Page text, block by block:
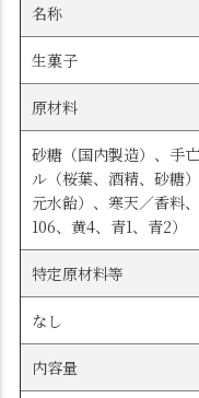
名称
生菓子
原材料
砂糖（国内製造）、手
ル（桜葉、酒精、砂糖
元水飴）、寒天／香料
106、黄4、青1、青2）
特定原材料等
なし
内容量